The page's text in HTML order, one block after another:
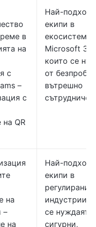
в
на
с
–
с
на QR
Най-
екипи в
Microsoft
които се
от
вътрешно
на
–
на
Най-
екипи в
регулирани
индустрии,
се нуждаят
сигурни,